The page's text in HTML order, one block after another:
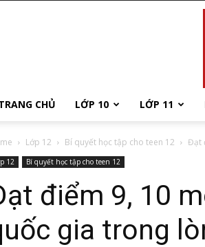
CHỦ LỚP 10 LỚP 11
Lớp 12 Bí quyết học tập cho teen 12 Đạt
12 Bí quyết học tập cho teen 12
điểm 9, 10
gia trong